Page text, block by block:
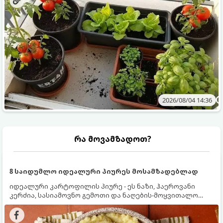
2026/08/04 14:36
რა მოვამზადოთ?
8 საიდუმლო იდეალური პიურეს მოსამზადებლად
იდეალური კარტოფილის პიურე - ეს ნაზი, ჰაეროვანი
კერძია, სასიამოვნო გემოთი და ნაღების-მოყვითალო
ფერით. მისი მომზადება ძალიან მარტივია, მაგრამ
არსებობს რამდენიმე საიდუმლო, რომლებიც უნდა